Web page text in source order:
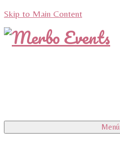
Skip to Main Content
Menú